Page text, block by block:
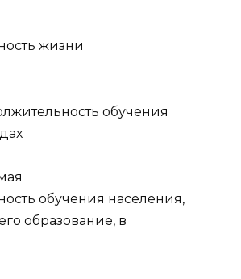
жизни
обучения
обучения населения,
образование, в